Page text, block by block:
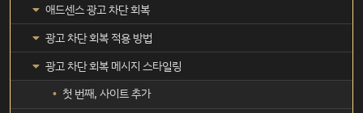
애드센스 광고 차단 회복
광고 차단 회복 적용 방법
광고 차단 회복 메시지 스타일링
첫 번째, 사이트 추가